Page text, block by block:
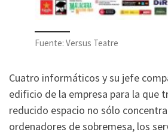
Fuente: Versus Teatre
Cuatro informáticos y su jefe
edificio de la empresa para la que
reducido espacio no sólo
ordenadores de sobremesa, los